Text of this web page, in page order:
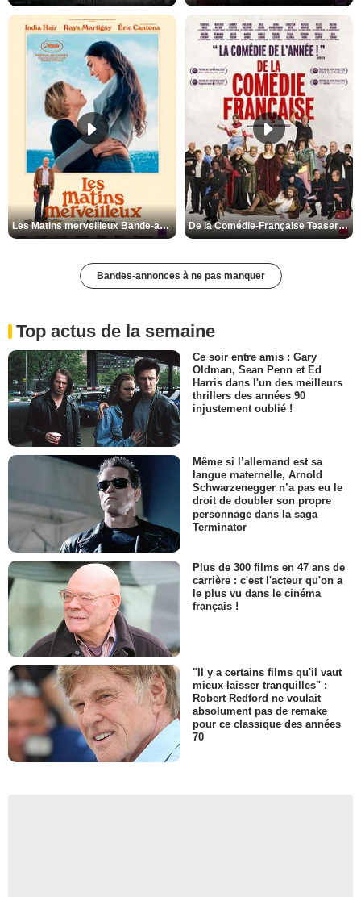
Les Matins merveilleux Bande-annonce VF De la Comédie-Française Teaser VF
Bandes-annonces à ne pas manquer
Top actus de la semaine
Ce soir entre amis : Gary
Oldman, Sean Penn et Ed
Harris dans l'un des meilleurs
thrillers des années 90
injustement oublié !
Même si l’allemand est sa
langue maternelle, Arnold
Schwarzenegger n’a pas eu le
droit de doubler son propre
personnage dans la saga
Terminator
Plus de 300 films en 47 ans de
carrière : c'est l'acteur qu'on a
le plus vu dans le cinéma
français !
"Il y a certains films qu'il vaut
mieux laisser tranquilles" :
Robert Redford ne voulait
absolument pas de remake
pour ce classique des années
70